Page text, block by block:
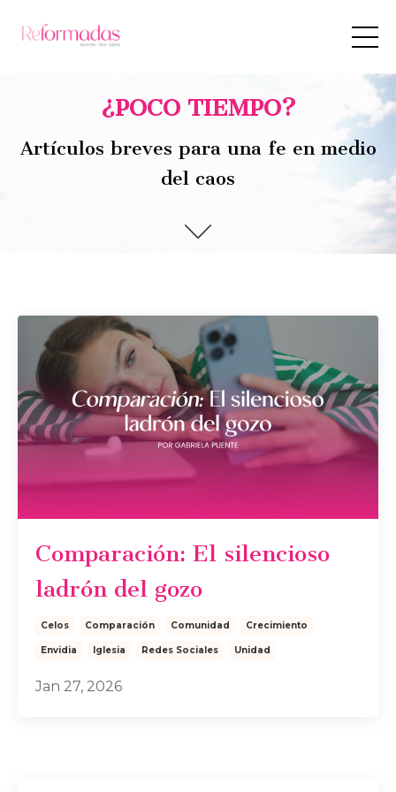
¿POCO TIEMPO?
Artículos breves para una fe en medio
del caos
Comparación: El silencioso
ladrón del gozo
Celos Comparación Comunidad Crecimiento
Envidia Iglesia Redes Sociales Unidad
Jan 27, 2026